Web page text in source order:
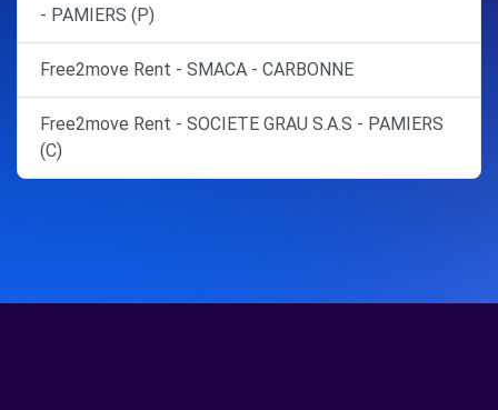
- PAMIERS (P)
Free2move Rent - SMACA - CARBONNE
Free2move Rent - SOCIETE GRAU S.A.S - PAMIERS
(C)